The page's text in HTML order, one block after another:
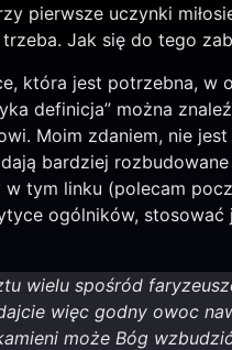
pierwsze uczynki
Jak się do tego
która jest potrzebna,
definicja” można
Moim zdaniem, nie
bardziej rozbudowane
tym linku (polecam
ogólników,
wielu spośród
więc godny owoc
może Bóg